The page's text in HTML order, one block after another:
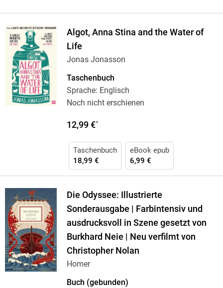
Algot, Anna Stina and the Water of
Life
Jonas Jonasson
Taschenbuch
Sprache: Englisch
Noch nicht erschienen
12,99 €*
Taschenbuch
18,99 €
eBook epub
6,99 €
Die Odyssee: Illustrierte
Sonderausgabe | Farbintensiv und
ausdrucksvoll in Szene gesetzt von
Burkhard Neie | Neu verfilmt von
Christopher Nolan
Homer
Buch (gebunden)